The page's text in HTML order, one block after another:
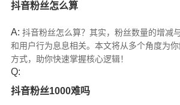
抖音粉丝怎么算
A: 抖音粉丝怎么算？其实，粉丝数量的增减
和用户行为息息相关。本文将从多个角度为
方式，助你快速掌握核心逻辑！
Q:
抖音粉丝1000难吗